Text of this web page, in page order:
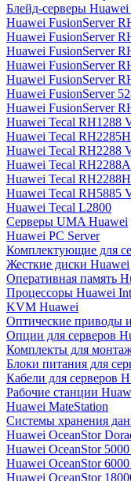
Блейд-серверы
Huawei FusionServer
Huawei FusionServer
Huawei FusionServer
Huawei FusionServer
Huawei FusionServer
Huawei FusionServer
Huawei FusionServer
Huawei Tecal RH1288
Huawei Tecal
Huawei Tecal RH2288
Huawei Tecal
Huawei Tecal
Huawei Tecal RH5885
Huawei Tecal L2800
Серверы UMA Huawei
Huawei PC Server
Комплектующие для
Жесткие диски Huawei
Оперативная память
Процессоры Huawei
KVM Huawei
Оптические приводы
Опции для серверов
Комплекты для
Блоки питания для
Кабели для серверов
Рабочие станции
Huawei MateStation
Системы хранения
Huawei OceanStor
Huawei OceanStor
Huawei OceanStor
Huawei OceanStor